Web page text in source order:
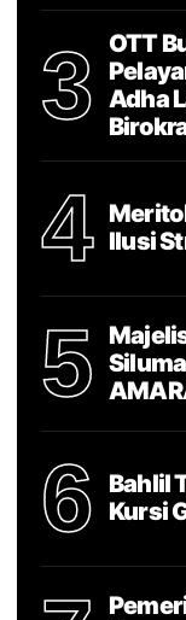
3
OTT
Adha
4
Ilusi
5
6
Bahlil
Kursi